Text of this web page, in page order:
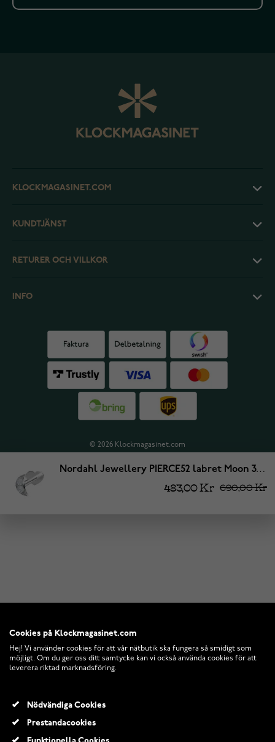
KLOCKMAGASINET.COM
KUNDTJÄNST
RETURER OCH VILLKOR
INFO
© 2026 Klockmagasinet.com
Nordahl Jewellery PIERCE52 labret Moon 3,5mm 314 006CZ9
483,00 Kr 690,00 Kr
Cookies på Klockmagasinet.com
Hej! Vi använder cookies för att vår nätbutik ska fungera så smidigt som
möjligt. Om du ger oss ditt samtycke kan vi också använda cookies för att
leverera riktad marknadsföring.
Nödvändiga Cookies
Prestandacookies